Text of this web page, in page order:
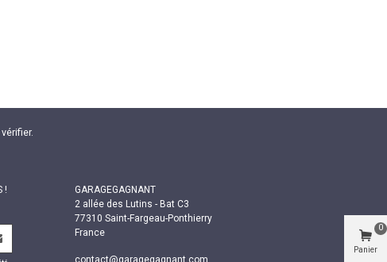
.
!
GARAGEGAGNANT
2 allée des Lutins - Bat C3
77310 Saint-Fargeau-Ponthierry
France
contact@garagegagnant.com
Panier
0